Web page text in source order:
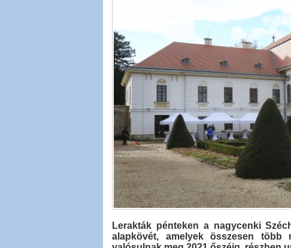
Lerakták pénteken a nagycenki
alapkövét, amelyek összesen